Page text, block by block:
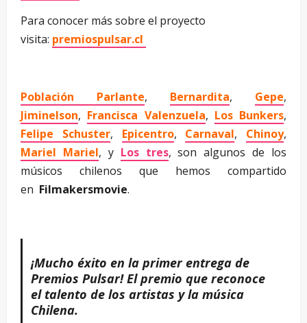
Para conocer más sobre el proyecto
visita: premiospulsar.cl
Población Parlante, Bernardita, Gepe,
Jiminelson, Francisca Valenzuela, Los Bunkers,
Felipe Schuster, Epicentro, Carnaval, Chinoy,
Mariel Mariel, y Los tres, son algunos de los
músicos chilenos que hemos compartido
en Filmakersmovie.
¡Mucho éxito en la primer entrega de
Premios Pulsar! El premio que reconoce
el talento de los artistas y la música
Chilena.